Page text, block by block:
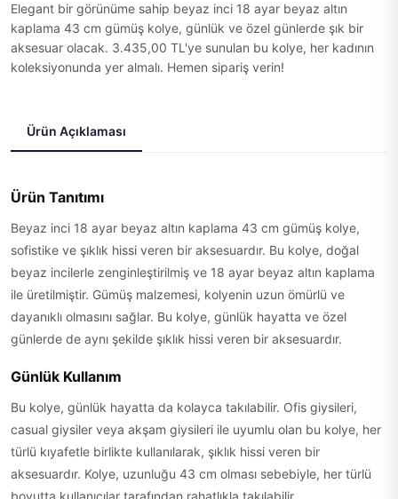
Elegant bir görünüme sahip beyaz inci 18 ayar beyaz altın
kaplama 43 cm gümüş kolye, günlük ve özel günlerde şık bir
aksesuar olacak. 3.435,00 TL'ye sunulan bu kolye, her kadının
koleksiyonunda yer almalı. Hemen sipariş verin!
Ürün Açıklaması
Ürün Tanıtımı
Beyaz inci 18 ayar beyaz altın kaplama 43 cm gümüş kolye,
sofistike ve şıklık hissi veren bir aksesuardır. Bu kolye, doğal
beyaz incilerle zenginleştirilmiş ve 18 ayar beyaz altın kaplama
ile üretilmiştir. Gümüş malzemesi, kolyenin uzun ömürlü ve
dayanıklı olmasını sağlar. Bu kolye, günlük hayatta ve özel
günlerde de aynı şekilde şıklık hissi veren bir aksesuardır.
Günlük Kullanım
Bu kolye, günlük hayatta da kolayca takılabilir. Ofis giysileri,
casual giysiler veya akşam giysileri ile uyumlu olan bu kolye, her
türlü kıyafetle birlikte kullanılarak, şıklık hissi veren bir
aksesuardır. Kolye, uzunluğu 43 cm olması sebebiyle, her türlü
boyutta kullanıcılar tarafından rahatlıkla takılabilir.